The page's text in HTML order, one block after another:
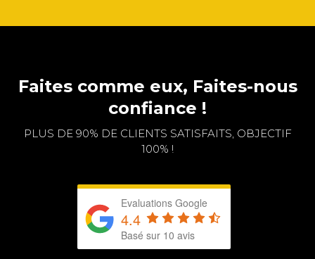
Faites comme eux, Faites-nous
confiance !
PLUS DE 90% DE CLIENTS SATISFAITS, OBJECTIF
100% !
Evaluations Google
4.4
Basé sur 10 avis